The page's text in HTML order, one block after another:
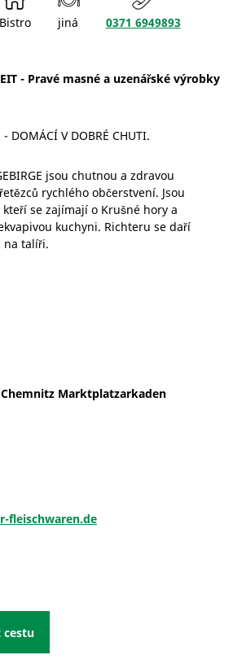
Bistro jiná 0371 6949893
- Pravé masné a uzenářské výrobky
- DOMÁCÍ V DOBRÉ CHUTI.
jsou chutnou a zdravou
rychlého občerstvení. Jsou
se zajímají o Krušné hory a
kuchyni. Richteru se daří
na talíři.
Marktplatzarkaden
fleischwaren.de
cestu